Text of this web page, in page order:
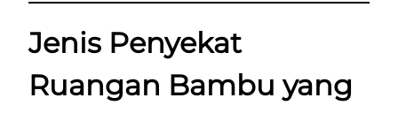
Jenis Penyekat
Ruangan Bambu yang